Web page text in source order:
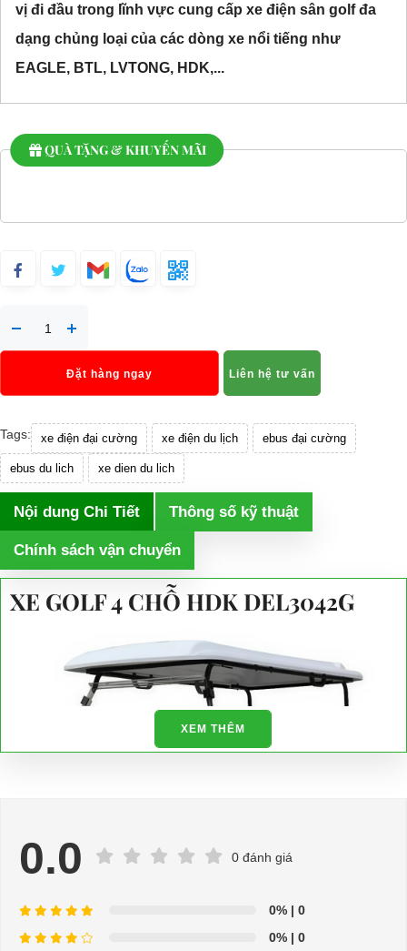
vị đi đầu trong lĩnh vực cung cấp xe điện sân golf đa
dạng chủng loại của các dòng xe nổi tiếng như
EAGLE, BTL, LVTONG, HDK,...
QUÀ TẶNG & KHUYẾN MÃI
Đặt hàng ngay Liên hệ tư vấn
Tags: xe điện đại cường xe điện du lịch ebus đại cường
ebus du lich xe dien du lich
Nội dung Chi Tiết Thông số kỹ thuật
Chính sách vận chuyển
XE GOLF 4 CHỖ HDK DEL3042G
XEM THÊM
0.0 0 đánh giá
0% | 0
0% | 0